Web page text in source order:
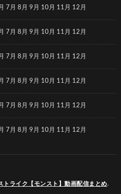
7月 8月 9月 10月 11月 12月
7月 8月 9月 10月 11月 12月
7月 8月 9月 10月 11月 12月
7月 8月 9月 10月 11月 12月
7月 8月 9月 10月 11月 12月
7月 8月 9月 10月 11月 12月
トライク【モンスト】動画配信まとめ.